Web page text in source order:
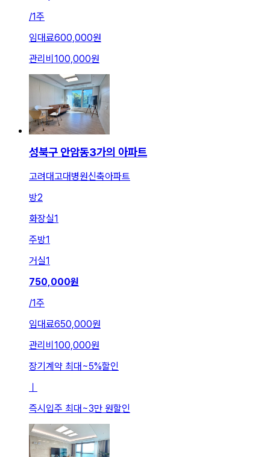
/1주
임대료600,000원
관리비 100,000원
성북구 안암동3가의 아파트
고려대고대병원신축아파트
방2
화장실1
주방1
거실1
750,000원
/1주
임대료650,000원
관리비 100,000원
장기계약 최대~5%할인
ㅣ
즉시입주 최대~3만 원할인